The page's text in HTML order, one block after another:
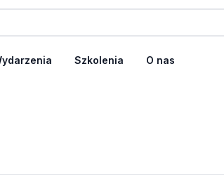
Szkolenia O nas